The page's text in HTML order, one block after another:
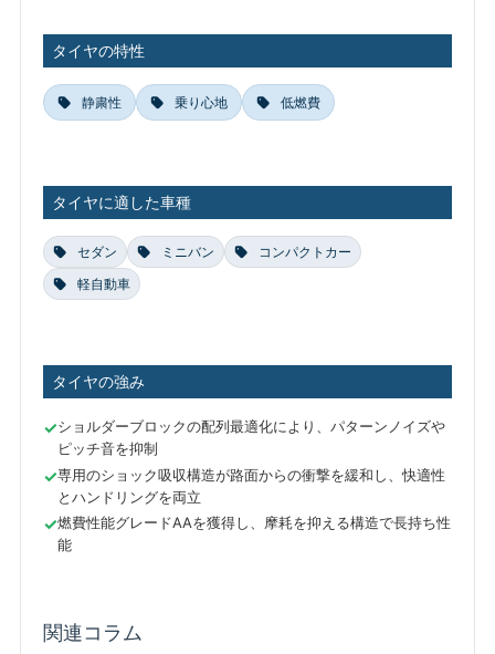
タイヤの特性
静粛性 乗り心地 低燃費
タイヤに適した車種
セダン ミニバン
コンパクトカー
軽自動車
タイヤの強み
ショルダーブロックの配列最適化により、パターンノイズや
ピッチ音を抑制
専用のショック吸収構造が路面からの衝撃を緩和し、快適性
とハンドリングを両立
燃費性能グレードAAを獲得し、摩耗を抑える構造で長持ち性
能
関連コラム